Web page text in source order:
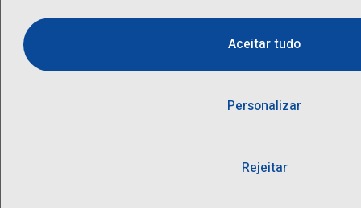
Personalizar
Rejeitar
Aceitar tudo